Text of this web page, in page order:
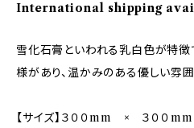
International shipping
雪化石膏といわれる乳白色が特徴
様があり、温かみのある優しい雰
【サイズ】３００mm × ３００mm